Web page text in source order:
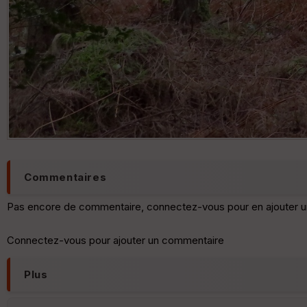
Commentaires
Pas encore de commentaire, connectez-vous pour en ajouter
Connectez-vous pour ajouter un commentaire
Plus